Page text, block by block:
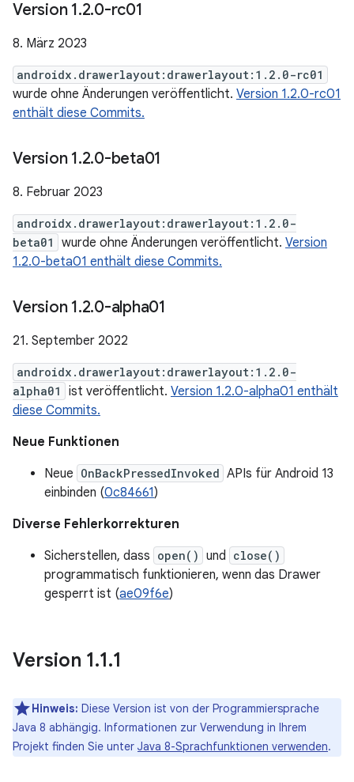
Version 1.2.0-rc01
8. März 2023
androidx.drawerlayout:drawerlayout:1.2.0-rc01
wurde ohne Änderungen veröffentlicht. Version 1.2.0-rc01
enthält diese Commits.
Version 1.2.0-beta01
8. Februar 2023
androidx.drawerlayout:drawerlayout:1.2.0-
beta01
wurde ohne Änderungen veröffentlicht. Version
1.2.0-beta01 enthält diese Commits.
Version 1.2.0-alpha01
21. September 2022
androidx.drawerlayout:drawerlayout:1.2.0-
alpha01
ist veröffentlicht. Version 1.2.0-alpha01 enthält
diese Commits.
Neue Funktionen
Neue OnBackPressedInvoked APIs für Android 13
einbinden (0c84661)
Diverse Fehlerkorrekturen
Sicherstellen, dass open() und close()
programmatisch funktionieren, wenn das Drawer
gesperrt ist (ae09f6e)
Version 1.1.1
Hinweis: Diese Version ist von der Programmiersprache
Java 8 abhängig. Informationen zur Verwendung in Ihrem
Projekt finden Sie unter Java 8-Sprachfunktionen verwenden.